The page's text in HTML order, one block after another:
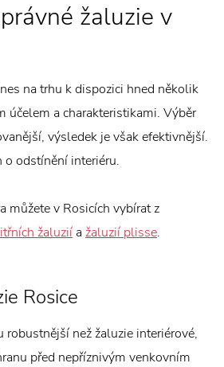
žaluzie v
na trhu k dispozici hned několik
účelem a charakteristikami. Výběr
výsledek je však efektivnější.
o odstínění interiéru.
můžete v Rosicích vybírat z
žaluzií a žaluzií plisse.
Rosice
robustnější než žaluzie interiérové,
před nepříznivým venkovním